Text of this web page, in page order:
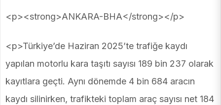
<p><strong>ANKARA-BHA</strong></p>
<p>Türkiye’de Haziran 2025’te trafiğe kaydı
yapılan motorlu kara taşıtı sayısı 189 bin 237 olarak
kayıtlara geçti. Aynı dönemde 4 bin 684 aracın
kaydı silinirken, trafikteki toplam araç sayısı net 184